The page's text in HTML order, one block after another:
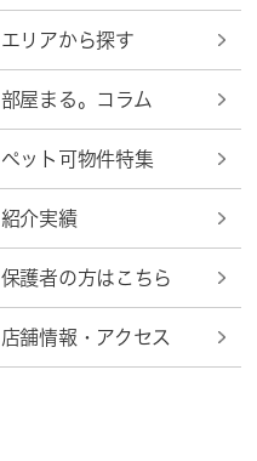
エリアから探す
部屋まる。コラム
ペット可物件特集
紹介実績
保護者の方はこちら
店舗情報・アクセス